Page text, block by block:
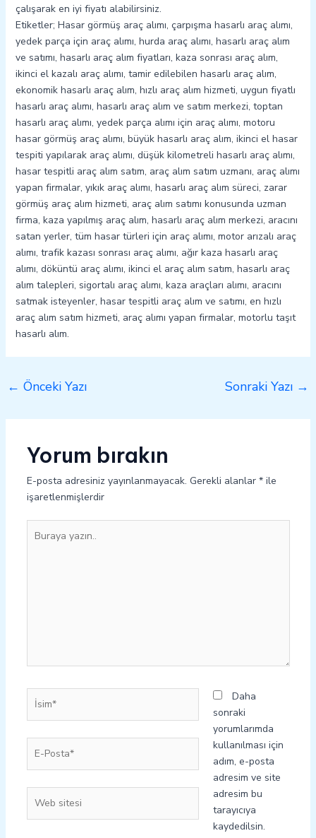
çalışarak en iyi fiyatı alabilirsiniz.
Etiketler; Hasar görmüş araç alımı, çarpışma hasarlı araç alımı,
yedek parça için araç alımı, hurda araç alımı, hasarlı araç alım
ve satımı, hasarlı araç alım fiyatları, kaza sonrası araç alım,
ikinci el kazalı araç alımı, tamir edilebilen hasarlı araç alım,
ekonomik hasarlı araç alım, hızlı araç alım hizmeti, uygun fiyatlı
hasarlı araç alımı, hasarlı araç alım ve satım merkezi, toptan
hasarlı araç alımı, yedek parça alımı için araç alımı, motoru
hasar görmüş araç alımı, büyük hasarlı araç alım, ikinci el hasar
tespiti yapılarak araç alımı, düşük kilometreli hasarlı araç alımı,
hasar tespitli araç alım satım, araç alım satım uzmanı, araç alımı
yapan firmalar, yıkık araç alımı, hasarlı araç alım süreci, zarar
görmüş araç alım hizmeti, araç alım satımı konusunda uzman
firma, kaza yapılmış araç alım, hasarlı araç alım merkezi, aracını
satan yerler, tüm hasar türleri için araç alımı, motor arızalı araç
alımı, trafik kazası sonrası araç alımı, ağır kaza hasarlı araç
alımı, döküntü araç alımı, ikinci el araç alım satım, hasarlı araç
alım talepleri, sigortalı araç alımı, kaza araçları alımı, aracını
satmak isteyenler, hasar tespitli araç alım ve satımı, en hızlı
araç alım satım hizmeti, araç alımı yapan firmalar, motorlu taşıt
hasarlı alım.
← Önceki Yazı Sonraki Yazı →
Yorum bırakın
E-posta adresiniz yayınlanmayacak. Gerekli alanlar *ile
işaretlenmişlerdir
yazın..
İsim*
Posta*
sitesi
Daha
sonraki
yorumlarımda
kullanılması için
adım, e-posta
adresim ve site
adresim bu
tarayıcıya
kaydedilsin.